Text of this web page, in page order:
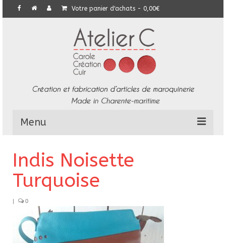
Votre panier d'achats - 0,00€
Menu
L’Atelier
Commandes particulières
E-Boutique
Pour acheter
Indis Noisette
Turquoise
| 0